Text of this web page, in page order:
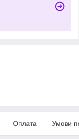
Оплата Умови